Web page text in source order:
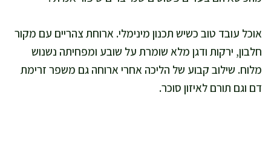
אוכל עובד טוב כשיש תכנון מינימלי. ארוחת צהריים עם מקור
חלבון, ירקות ודגן מלא שומרת על שובע ומפחיתה נשנוש
מלוח. שילוב קבוע של הליכה אחרי ארוחה גם משפר זרימת
דם וגם תורם לאיזון סוכר.